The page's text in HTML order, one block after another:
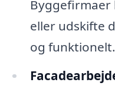
eller udskifte
og funktionelt.